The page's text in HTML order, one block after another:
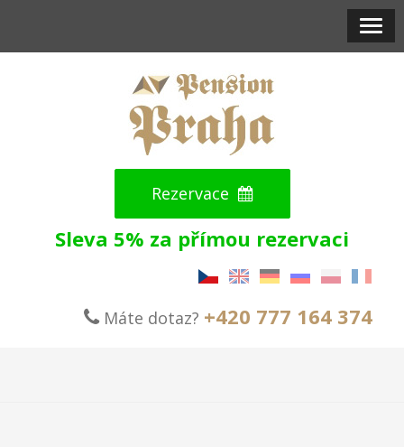
Rezervace
Sleva 5% za přímou rezervaci
Máte dotaz? +420 777 164 374